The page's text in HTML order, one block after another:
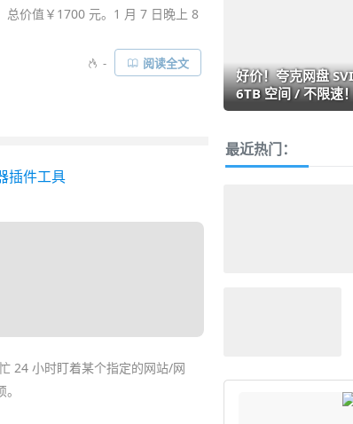
总价值￥1700 元。1 月 7 日晚上 8
- 阅读全文
插件工具
24 小时盯着某个指定的网站/网
好价！夸克网盘
6TB 空间 / 不限速
最近热门：